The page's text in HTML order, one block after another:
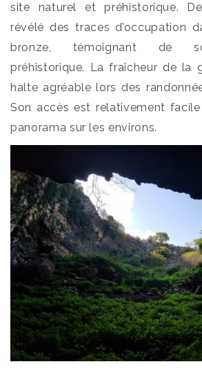
site naturel et préhistorique.
révélé des traces d’occupation
bronze, témoignant de
préhistorique. La fraîcheur de la
halte agréable lors des
Son accès est relativement
panorama sur les environs.